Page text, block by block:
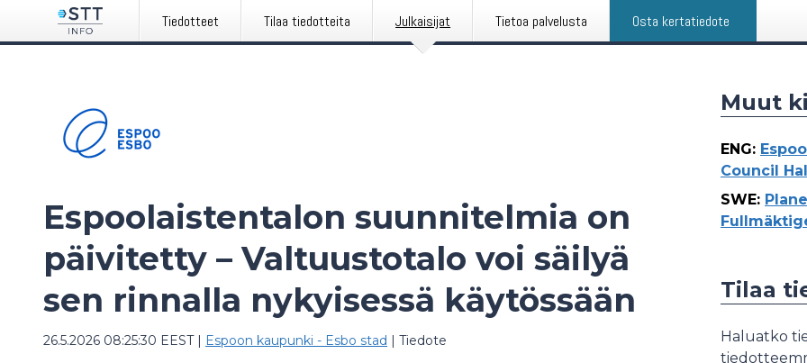
Tiedotteet Tilaa tiedotteita Julkaisijat Tietoa palvelusta Osta kertatiedote
Espoolaistentalon suunnitelmia on
päivitetty – Valtuustotalo voi säilyä
sen rinnalla nykyisessä käytössään
26.5.2026 08:25:30 EEST| Espoon kaupunki - Esbo stad | Tiedote
Muut
ENG:
Council
SWE:
Tilaa
Haluatko